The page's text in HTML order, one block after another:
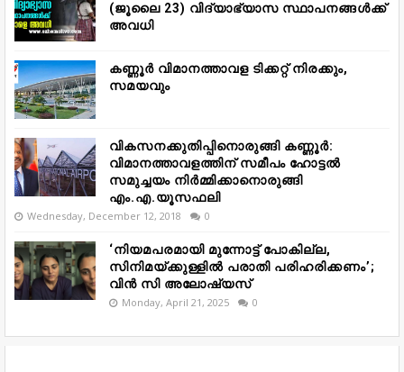
(ജൂലൈ 23) വിദ്യാഭ്യാസ സ്ഥാപനങ്ങൾക്ക്
അവധി
കണ്ണൂർ വിമാനത്താവള ടിക്കറ്റ് നിരക്കും,
സമയവും
വികസനക്കുതിപ്പിനൊരുങ്ങി കണ്ണൂർ:
വിമാനത്താവളത്തിന് സമീപം ഹോട്ടൽ
സമുച്ചയം നിർമ്മിക്കാനൊരുങ്ങി
എം.എ.യൂസഫലി
Wednesday, December 12, 2018 0
‘നിയമപരമായി മുന്നോട്ട് പോകില്ല,
സിനിമയ്ക്കുള്ളിൽ പരാതി പരിഹരിക്കണം’;
വിൻ സി അലോഷ്യസ്
Monday, April 21, 2025 0